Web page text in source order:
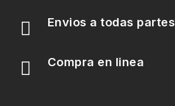
 Envios a todas partes
 Compra en linea